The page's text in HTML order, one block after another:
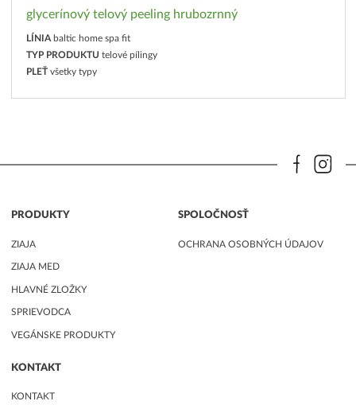
glycerínový telový peeling hrubozrnný
LÍNIA baltic home spa fit
TYP PRODUKTU telové pílingy
PLEŤ všetky typy
PRODUKTY
ZIAJA
ZIAJA MED
HLAVNÉ ZLOŽKY
SPRIEVODCA
VEGÁNSKE PRODUKTY
SPOLOČNOSŤ
OCHRANA OSOBNÝCH ÚDAJOV
KONTAKT
KONTAKT